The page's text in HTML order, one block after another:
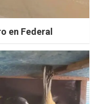
en Federal